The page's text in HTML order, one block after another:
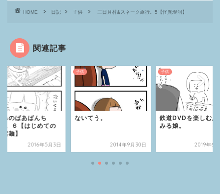
HOME 日記 子供 三日月村&スネーク旅行。5【怪異現洞】
関連記事
みのばあばんち
。６【はじめての
麺】
2016年5月3日
子供
ないてう。
2014年9月30日
子供
鉄道DVDを楽しむ息
みる娘。
2019年6